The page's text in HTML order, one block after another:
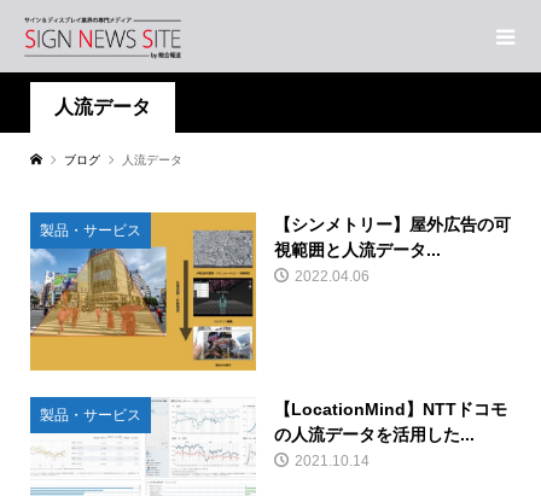
人流データ
ブログ 人流データ
製品・サービス
【シンメトリー】屋外広告の可
視範囲と人流データ...
2022.04.06
製品・サービス
【LocationMind】NTTドコモ
の人流データを活用した...
2021.10.14